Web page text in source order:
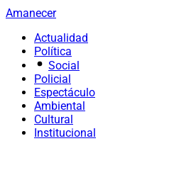
Amanecer
Actualidad
Política
Social
Policial
Espectáculo
Ambiental
Cultural
Institucional